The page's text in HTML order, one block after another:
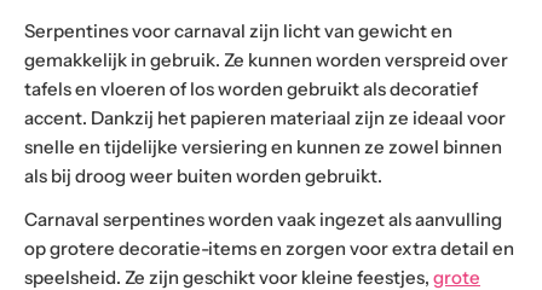
Serpentines voor carnaval zijn licht van gewicht en
gemakkelijk in gebruik. Ze kunnen worden verspreid over
tafels en vloeren of los worden gebruikt als decoratief
accent. Dankzij het papieren materiaal zijn ze ideaal voor
snelle en tijdelijke versiering en kunnen ze zowel binnen
als bij droog weer buiten worden gebruikt.
Carnaval serpentines worden vaak ingezet als aanvulling
op grotere decoratie-items en zorgen voor extra detail en
speelsheid. Ze zijn geschikt voor kleine feestjes, grote